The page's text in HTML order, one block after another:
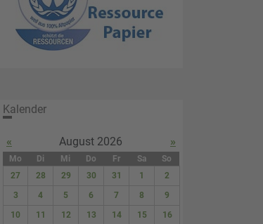
« August 2026 »
Mo Di Mi Do Fr Sa
So
27
28 29 30 31 1
2
3
4 5 6 7 8
9